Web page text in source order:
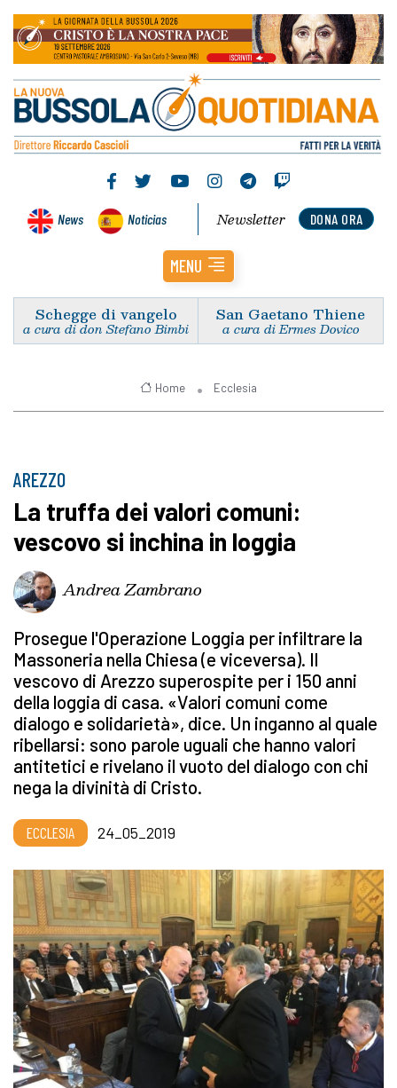
News Noticias DONA ORA
Newsletter
MENU
Schegge di vangelo
a cura di don Stefano Bimbi
San Gaetano Thiene
a cura di Ermes Dovico
Home Ecclesia
AREZZO
La truffa dei valori comuni:
vescovo si inchina in loggia
Andrea Zambrano
Prosegue l'Operazione Loggia per infiltrare la
Massoneria nella Chiesa (e viceversa). Il
vescovo di Arezzo superospite per i 150 anni
della loggia di casa. «Valori comuni come
dialogo e solidarietà», dice. Un inganno al quale
ribellarsi: sono parole uguali che hanno valori
antitetici e rivelano il vuoto del dialogo con chi
nega la divinità di Cristo.
ECCLESIA 24_05_2019